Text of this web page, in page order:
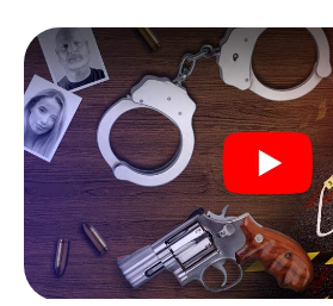
zu zahlreichen Schauplätzen in
der Tat in Verbindung stehen, und
An jedem Ort knacken Sie knifflige
Stück für Stück der Lösung des Falls
als bei einem klassischen Krimi
Baronnies bestimmen also Sie das
sich an der frischen Luft und
Stadt mit ganz neuen Augen.
Mitmachkrimi in Buis-les-
interaktive Krimi Tour